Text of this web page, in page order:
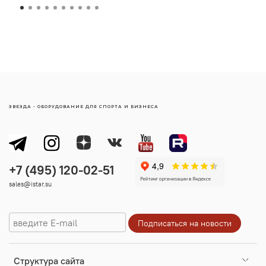
отсутствие твердых и острых элементов одежды,
Cтруктура сайта
sales@istar.su
ЗВЕЗДА - ОБОРУДОВАНИЕ ДЛЯ СПОРТА И БИЗНЕСА